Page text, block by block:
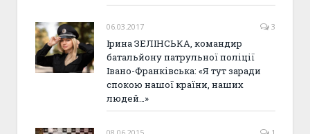
06.03.2017 3
Ірина ЗЕЛІНСЬКА, командир
батальйону патрульної поліції
Івано-Франківська: «Я тут заради
спокою нашої країни, наших
людей…»